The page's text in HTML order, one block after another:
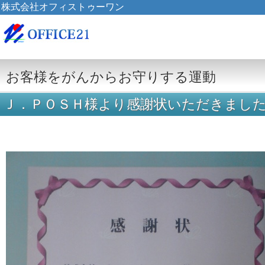
株式会社オフィストゥーワン
お客様をがんからお守りする運動
Ｊ．ＰＯＳＨ様より感謝状いただきまし